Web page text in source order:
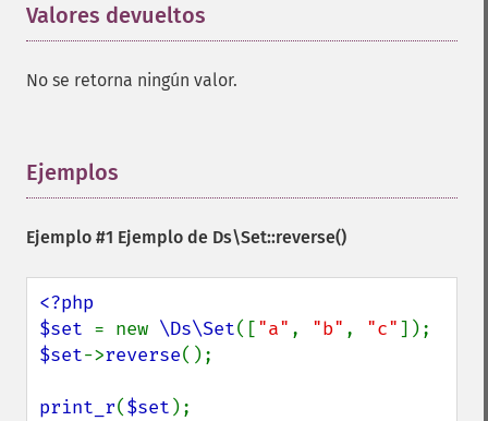
Valores devueltos
No se retorna ningún valor.
Ejemplos
Ejemplo #1 Ejemplo de Ds\Set::reverse()
<?php
$set = new \Ds\Set(["a" , "b" , "c"
$set->reverse();
print_r($set